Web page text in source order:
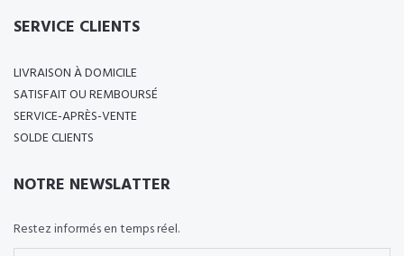
SERVICE CLIENTS
LIVRAISON À DOMICILE
SATISFAIT OU REMBOURSÉ
SERVICE-APRÈS-VENTE
SOLDE CLIENTS
NOTRE NEWSLATTER
Restez informés en temps réel.